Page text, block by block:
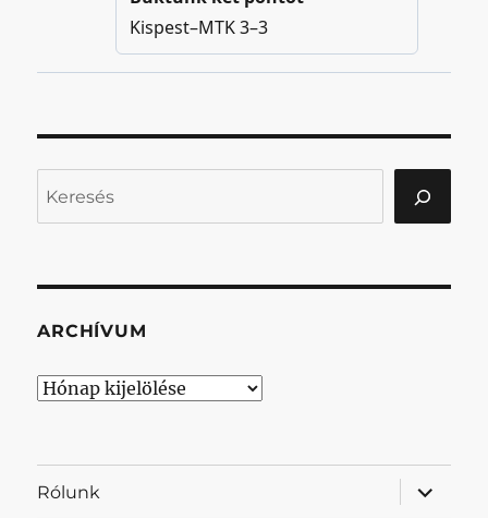
ARCHÍVUM
Archívum
Rólunk
almenü